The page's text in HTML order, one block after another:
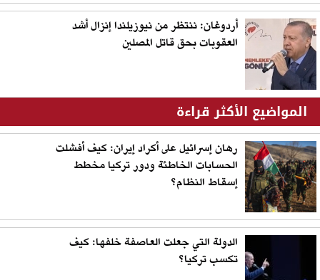
أردوغان: ننتظر من نيوزيلندا إنزال أشد
العقوبات بحق قاتل المصلين
المواضيع الأكثر قراءة
رهان إسرائيل على أكراد إيران: كيف أفشلت
الحسابات الخاطئة ودور تركيا مخطط
إسقاط النظام؟
الدولة التي جعلت العاصفة خلفها: كيف
تكسب تركيا؟